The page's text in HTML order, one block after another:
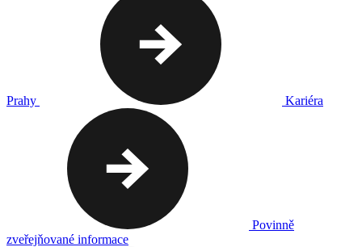
Prahy Kariéra
Povinně
zveřejňované informace